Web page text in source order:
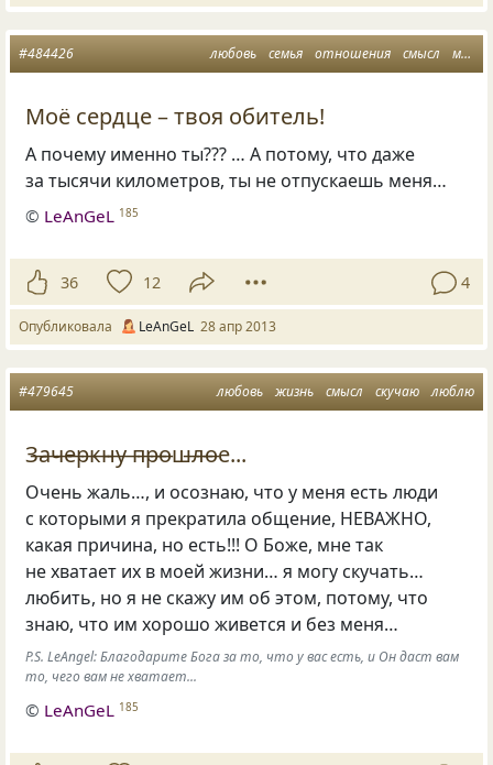
любовь семья отношения смысл мама
#484426
Моё сердце – твоя обитель!
А почему именно ты??? … А потому, что даже
за тысячи километров, ты не отпускаешь меня…
© LeAnGeL 185
36 12 4
Опубликовала LeAnGeL 28 апр 2013
любовь жизнь смысл скучаю люблю
#479645
З̶а̶ч̶е̶р̶к̶н̶у ̶п̶р̶о̶ш̶л̶о̶е...
Очень жаль…, и осознаю, что у меня есть люди
с которыми я прекратила общение, НЕВАЖНО,
какая причина, но есть!!! О Боже, мне так
не хватает их в моей жизни… я могу скучать…
любить, но я не скажу им об этом, потому, что
знаю, что им хорошо живется и без меня…
P.S. LeAngel: Благодарите Бога за то, что у вас есть, и Он даст вам
то, чего вам не хватает...
© LeAnGeL 185